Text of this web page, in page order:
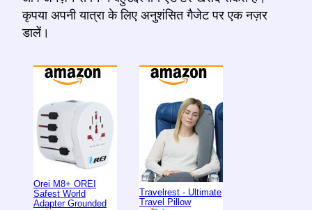
कृपया अपनी यात्रा के लिए अनुशंसित गैजेट पर एक नज़र
डालें।
Orei M8+ OREI
Safest World
Adapter Grounded
Travelrest - Ultimate
Travel Pillow